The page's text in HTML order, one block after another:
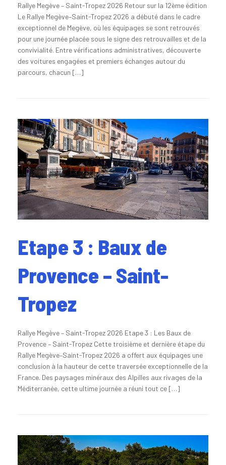
Rallye Megève – Saint-Tropez 2026 Retour sur la 12ème édition
Le Rallye Megève–Saint-Tropez 2026 a débuté dans le cadre
exceptionnel de Megève, où les équipages se sont retrouvés
pour une journée placée sous le signe des retrouvailles et de la
convivialité. Entre vérifications administratives, découverte
des voitures engagées et premiers échanges autour du
parcours, chacun […]
Etape 3 : Baux de
Provence – Saint-
Tropez
Rallye Megève – Saint-Tropez 2026 Etape 3 : Les Baux de
Provence – Saint-Tropez Cette troisième et dernière étape du
Rallye Megève–Saint-Tropez 2026 a offert aux équipages une
conclusion à la hauteur de cette traversée exceptionnelle de la
France. Des paysages minéraux des Alpilles aux rivages de la
Méditerranée, cette ultime journée a réuni tout ce […]